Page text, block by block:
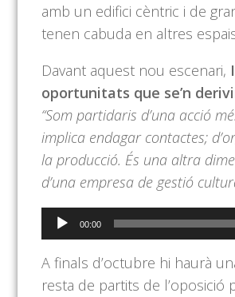
amb un edifici cèntric i de
tenen cabuda en altres
Davant aquest nou escenari,
oportunitats que se’n
“Som partidaris d’una acció
implica endagar contactes;
la producció. És una altra
d’una empresa de gestió
Reproductor
d'àudio
00:00
A finals d’octubre hi haurà
resta de partits de